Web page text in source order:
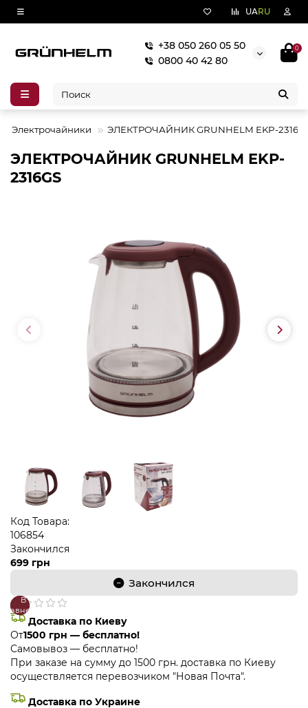
UARU
+38 050 260 05 50
0800 40 42 80
0
Электрочайники ЭЛЕКТРОЧАЙНИК GRUNHELM EKP-
ЭЛЕКТРОЧАЙНИК GRUNHELM EKP-
2316GS
Код Товара:
106854
Закончился
699 грн
Закончился
В
закладки
В
сравнение
Доставка по Киеву
От1500 грн — бесплатно!
Самовывоз — бесплатно!
При заказе на сумму до 1500 грн. доставка по Киеву
осуществляется перевозчиком "Новая Почта".
Доставка по Украине